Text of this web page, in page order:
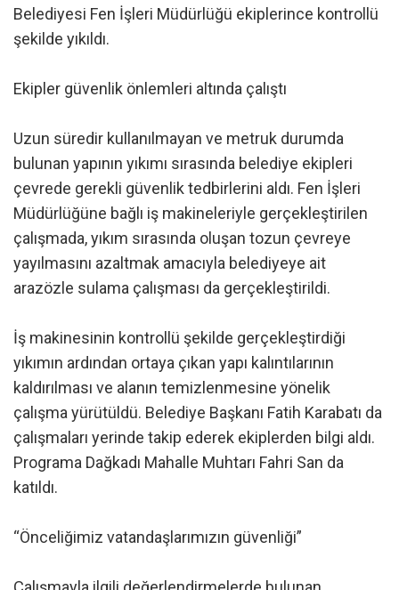
Belediyesi Fen İşleri Müdürlüğü ekiplerince kontrollü
şekilde yıkıldı.
Ekipler güvenlik önlemleri altında çalıştı
Uzun süredir kullanılmayan ve metruk durumda
bulunan yapının yıkımı sırasında belediye ekipleri
çevrede gerekli güvenlik tedbirlerini aldı. Fen İşleri
Müdürlüğüne bağlı iş makineleriyle gerçekleştirilen
çalışmada, yıkım sırasında oluşan tozun çevreye
yayılmasını azaltmak amacıyla belediyeye ait
arazözle sulama çalışması da gerçekleştirildi.
İş makinesinin kontrollü şekilde gerçekleştirdiği
yıkımın ardından ortaya çıkan yapı kalıntılarının
kaldırılması ve alanın temizlenmesine yönelik
çalışma yürütüldü. Belediye Başkanı Fatih Karabatı da
çalışmaları yerinde takip ederek ekiplerden bilgi aldı.
Programa Dağkadı Mahalle Muhtarı Fahri San da
katıldı.
“Önceliğimiz vatandaşlarımızın güvenliği”